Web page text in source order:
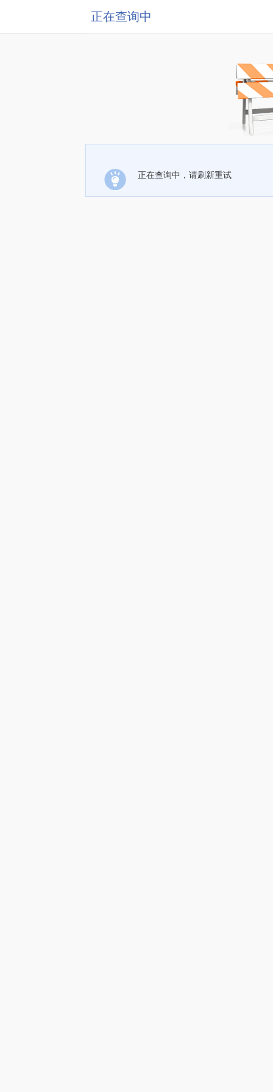
正在查询中
正在查询中，请刷新重试